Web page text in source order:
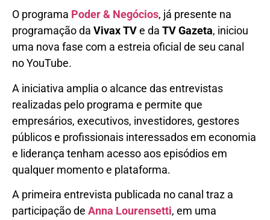
O programa Poder & Negócios, já presente na
programação da Vivax TVe da TV Gazeta, iniciou
uma nova fase com a estreia oficial de seu canal
no YouTube.
A iniciativa amplia o alcance das entrevistas
realizadas pelo programa e permite que
empresários, executivos, investidores, gestores
públicos e profissionais interessados em economia
e liderança tenham acesso aos episódios em
qualquer momento e plataforma.
A primeira entrevista publicada no canal traz a
participação de Anna Lourensetti, em uma